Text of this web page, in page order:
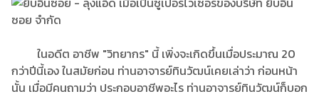
ในอดีต อาชีพ "วิทยากร" นี้ เพิ่งจะเกิดขึ้นเมื่อประมาณ 20
กว่าปีนี้เอง ในสมัยก่อน ท่านอาจารย์ทินวัฒน์เคยเล่าว่า ก่อนหน้า
นั้น เมื่อมีคนถามว่า ประกอบอาชีพอะไร ท่านอาจารย์ทินวัฒน์ก็บอก